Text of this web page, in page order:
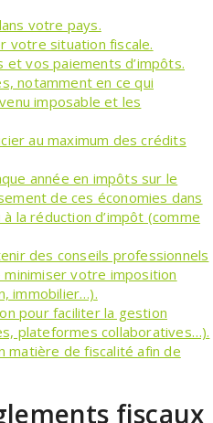
votre pays.
votre situation fiscale.
vos paiements d’impôts.
notamment en ce qui
imposable et les
au maximum des crédits
année en impôts sur le
de ces économies dans
la réduction d’impôt (comme
des conseils professionnels
votre imposition
immobilier…).
pour faciliter la gestion
plateformes collaboratives…).
matière de fiscalité afin de
fiscaux